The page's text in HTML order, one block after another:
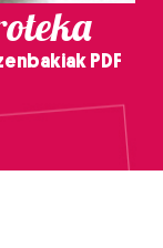
PDF